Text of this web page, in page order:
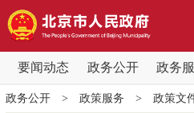
要闻动态 政务公开 政务
要闻动态
党中央精神 国务院信
政务公开> 政策服务 > 政策文